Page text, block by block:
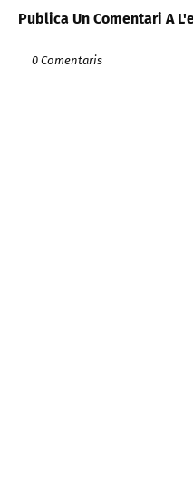
Publica Un Comentari A
0 Comentaris